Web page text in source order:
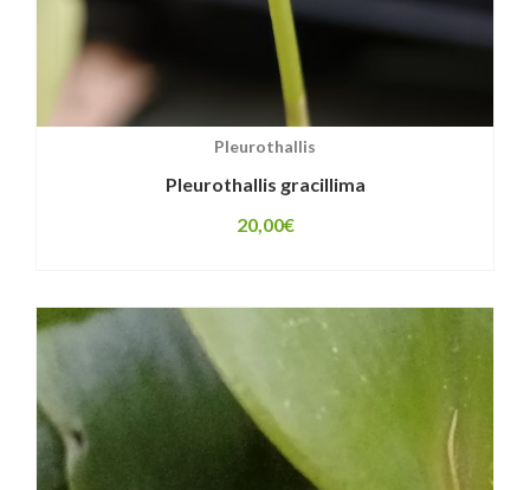
Pleurothallis
Pleurothallis gracillima
20,00€